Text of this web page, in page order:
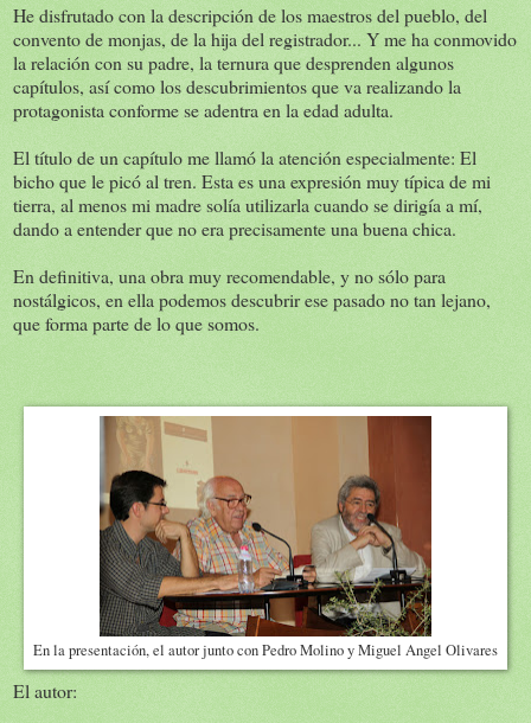
He disfrutado con la descripción de los maestros del pueblo, del
convento de monjas, de la hija del registrador... Y me ha conmovido
la relación con su padre, la ternura que desprenden algunos
capítulos, así como los descubrimientos que va realizando la
protagonista conforme se adentra en la edad adulta.
El título de un capítulo me llamó la atención especialmente: El
bicho que le picó al tren. Esta es una expresión muy típica de mi
tierra, al menos mi madre solía utilizarla cuando se dirigía a mí,
dando a entender que no era precisamente una buena chica.
En definitiva, una obra muy recomendable, y no sólo para
nostálgicos, en ella podemos descubrir ese pasado no tan lejano,
que forma parte de lo que somos.
En la presentación, el autor junto con Pedro Molino y Miguel Angel Olivares
El autor: